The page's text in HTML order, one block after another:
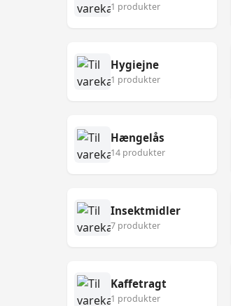
1 produkter
Hygiejne
1 produkter
Hængelås
14 produkter
Insektmidler
7 produkter
Kaffetragt
1 produkter